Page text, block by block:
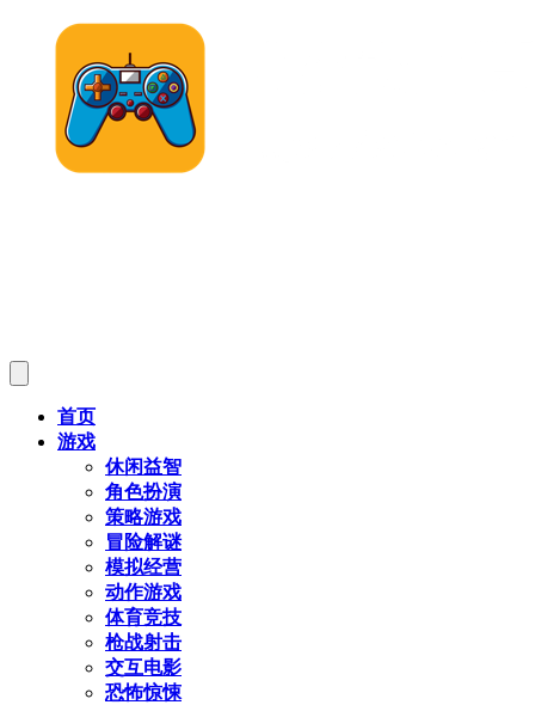
首页
游戏
休闲益智
角色扮演
策略游戏
冒险解谜
模拟经营
动作游戏
体育竞技
枪战射击
交互电影
恐怖惊悚